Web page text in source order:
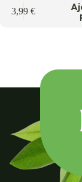
3,99€